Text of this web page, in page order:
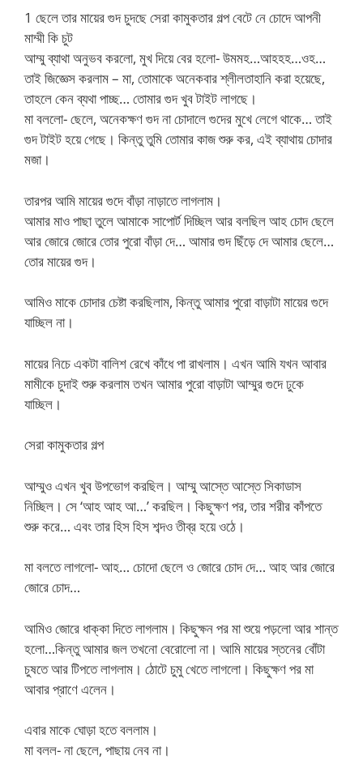
1 ছেলে তার মায়ের গুদ চুদছে সেরা কামুকতার গল্প বেটে নে চোদে আপনী
মাম্মী কি চুট
আম্মু ব্যাথা অনুভব করলো, মুখ দিয়ে বের হলো- উমমহ…আহহহ…ওহ…
তাই জিজ্ঞেস করলাম – মা, তোমাকে অনেকবার শ্লীলতাহানি করা হয়েছে,
তাহলে কেন ব্যথা পাচ্ছ… তোমার গুদ খুব টাইট লাগছে।
মা বললো- ছেলে, অনেকক্ষণ গুদ না চোদালে গুদের মুখে লেগে থাকে… তাই
গুদ টাইট হয়ে গেছে। কিন্তু তুমি তোমার কাজ শুরু কর, এই ব্যাথায় চোদার
মজা।
তারপর আমি মায়ের গুদে বাঁড়া নাড়াতে লাগলাম।
আমার মাও পাছা তুলে আমাকে সাপোর্ট দিচ্ছিল আর বলছিল আহ চোদ ছেলে
আর জোরে জোরে তোর পুরো বাঁড়া দে… আমার গুদ ছিঁড়ে দে আমার ছেলে…
তোর মায়ের গুদ।
আমিও মাকে চোদার চেষ্টা করছিলাম, কিন্তু আমার পুরো বাড়াটা মায়ের গুদে
যাচ্ছিল না।
মায়ের নিচে একটা বালিশ রেখে কাঁধে পা রাখলাম। এখন আমি যখন আবার
মামীকে চুদাই শুরু করলাম তখন আমার পুরো বাড়াটা আম্মুর গুদে ঢুকে
যাচ্ছিল।
সেরা কামুকতার গল্প
আম্মুও এখন খুব উপভোগ করছিল। আম্মু আস্তে আস্তে সিকাডাস
নিচ্ছিল। সে ‘আহ আহ আ…’ করছিল। কিছুক্ষণ পর, তার শরীর কাঁপতে
শুরু করে… এবং তার হিস হিস শব্দও তীব্র হয়ে ওঠে।
মা বলতে লাগলো- আহ… চোদো ছেলে ও জোরে চোদ দে… আহ আর জোরে
জোরে চোদ…
আমিও জোরে ধাক্কা দিতে লাগলাম। কিছুক্ষন পর মা শুয়ে পড়লো আর শান্ত
হলো…কিন্তু আমার জল তখনো বেরোলো না। আমি মায়ের স্তনের বোঁটা
চুষতে আর টিপতে লাগলাম। ঠোটে চুমু খেতে লাগলো। কিছুক্ষণ পর মা
আবার প্রাণে এলেন।
এবার মাকে ঘোড়া হতে বললাম।
মা বলল- না ছেলে, পাছায় নেব না।